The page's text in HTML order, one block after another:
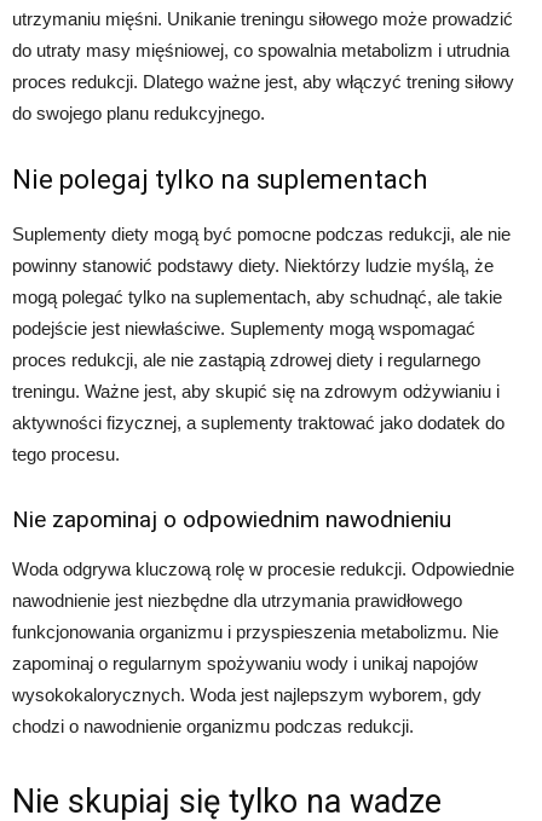
utrzymaniu mięśni. Unikanie treningu siłowego może prowadzić
do utraty masy mięśniowej, co spowalnia metabolizm i utrudnia
proces redukcji. Dlatego ważne jest, aby włączyć trening siłowy
do swojego planu redukcyjnego.
Nie polegaj tylko na suplementach
Suplementy diety mogą być pomocne podczas redukcji, ale nie
powinny stanowić podstawy diety. Niektórzy ludzie myślą, że
mogą polegać tylko na suplementach, aby schudnąć, ale takie
podejście jest niewłaściwe. Suplementy mogą wspomagać
proces redukcji, ale nie zastąpią zdrowej diety i regularnego
treningu. Ważne jest, aby skupić się na zdrowym odżywianiu i
aktywności fizycznej, a suplementy traktować jako dodatek do
tego procesu.
Nie zapominaj o odpowiednim nawodnieniu
Woda odgrywa kluczową rolę w procesie redukcji. Odpowiednie
nawodnienie jest niezbędne dla utrzymania prawidłowego
funkcjonowania organizmu i przyspieszenia metabolizmu. Nie
zapominaj o regularnym spożywaniu wody i unikaj napojów
wysokokalorycznych. Woda jest najlepszym wyborem, gdy
chodzi o nawodnienie organizmu podczas redukcji.
Nie skupiaj się tylko na wadze